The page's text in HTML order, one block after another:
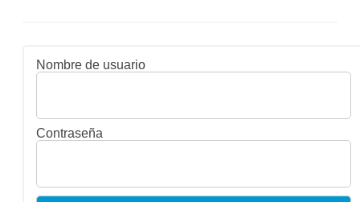
Nombre de usuario
Contraseña